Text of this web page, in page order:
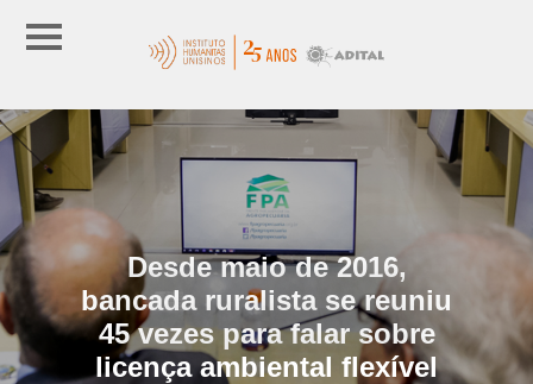
Desde maio de 2016,
bancada ruralista se reuniu
45 vezes para falar sobre
licença ambiental flexível